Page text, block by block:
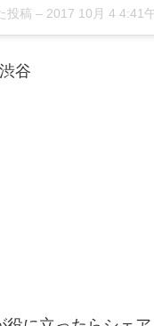
投稿 – 2017 10月 4 4:41
谷